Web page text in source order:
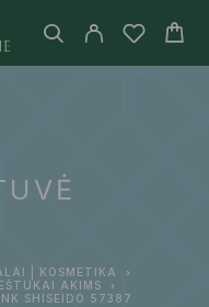
| KOSMETIKA
AKIMS
SHISEIDO 57387